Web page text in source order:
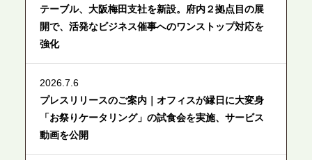
テーブル、大阪梅田支社を新設。府内２拠点目の展
開で、活発なビジネス催事へのワンストップ対応を
強化
2026.7.6
プレスリリースのご案内｜オフィスが縁日に大変身
「お祭りケータリング」の試食会を実施、サービス
動画を公開